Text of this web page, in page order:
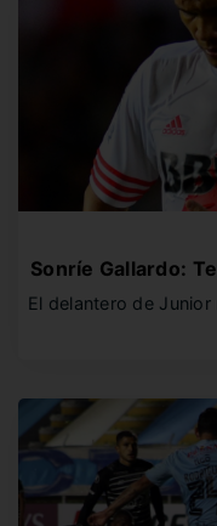
Sonríe Gallardo:
El delantero de